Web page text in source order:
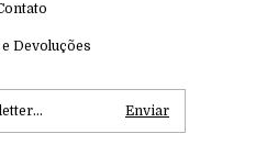
Devoluções